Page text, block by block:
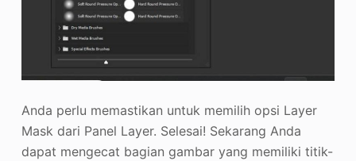
Anda perlu memastikan untuk memilih opsi Layer
Mask dari Panel Layer. Selesai! Sekarang Anda
dapat mengecat bagian gambar yang memiliki titik-